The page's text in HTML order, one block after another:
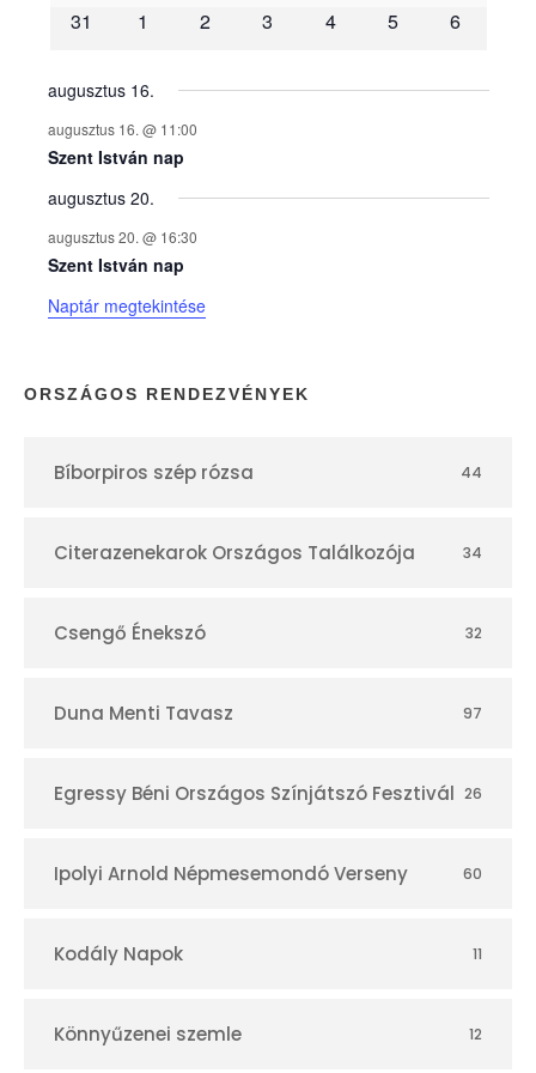
n
y
e
k
n
a
p
r
31
1 2 3 4 5 6
augusztus 16.
augusztus 16. @ 11:00
Szent István nap
augusztus 20.
augusztus 20. @ 16:30
Szent István nap
Naptár megtekintése
ORSZÁGOS RENDEZVÉNYEK
Bíborpiros szép rózsa 44
Citerazenekarok Országos Találkozója 34
Csengő Énekszó 32
Duna Menti Tavasz 97
Egressy Béni Országos Színjátszó Fesztivál 26
Ipolyi Arnold Népmesemondó Verseny 60
Kodály Napok 11
Könnyűzenei szemle 12